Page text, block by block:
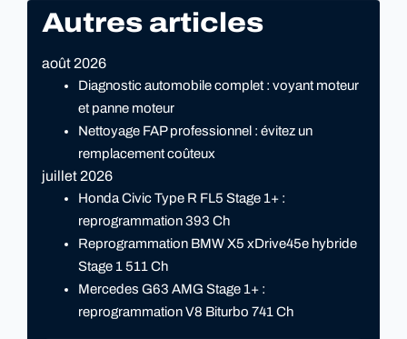
Autres articles
août 2026
Diagnostic automobile complet : voyant moteur
et panne moteur
Nettoyage FAP professionnel : évitez un
remplacement coûteux
juillet 2026
Honda Civic Type R FL5 Stage 1+ :
reprogrammation 393 Ch
Reprogrammation BMW X5 xDrive45e hybride
Stage 1 511 Ch
Mercedes G63 AMG Stage 1+ :
reprogrammation V8 Biturbo 741 Ch